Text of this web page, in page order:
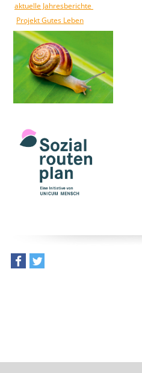
aktuelle Jahresberichte
Projekt Gutes Leben